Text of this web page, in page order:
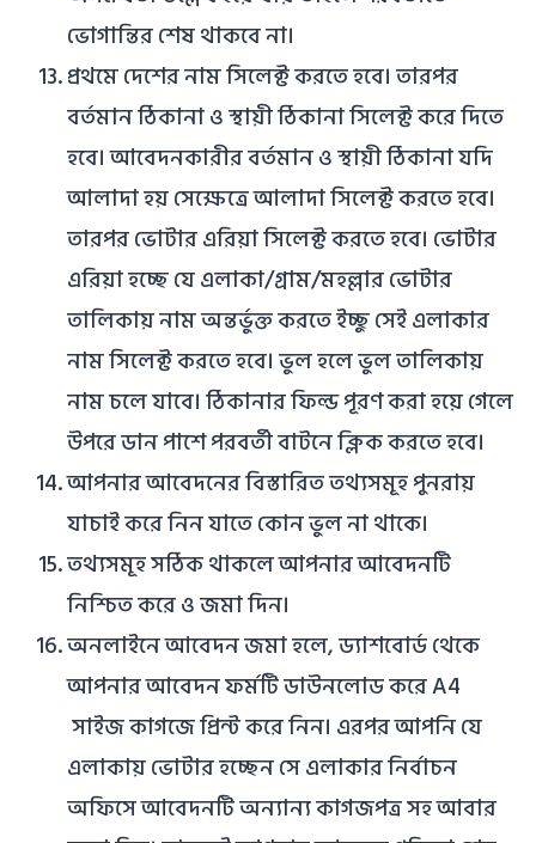
ভোগান্তির শেষ থাকবে না।
প্রথমে দেশের নাম সিলেক্ট করতে হবে। তারপর
বর্তমান ঠিকানা ও স্থায়ী ঠিকানা সিলেক্ট করে দিতে
হবে। আবেদনকারীর বর্তমান ও স্থায়ী ঠিকানা যদি
আলাদা হয় সেক্ষেত্রে আলাদা সিলেক্ট করতে হবে।
তারপর ভোটার এরিয়া সিলেক্ট করতে হবে। ভোটার
এরিয়া হচ্ছে যে এলাকা/গ্রাম/মহল্লার ভোটার
তালিকায় নাম অন্তর্ভুক্ত করতে ইচ্ছু সেই এলাকার
নাম সিলেক্ট করতে হবে। ভুল হলে ভুল তালিকায়
নাম চলে যাবে। ঠিকানার ফিল্ড পূরণ করা হয়ে গেলে
উপরে ডান পাশে পরবর্তী বাটনে ক্লিক করতে হবে।
আপনার আবেদনের বিস্তারিত তথ্যসমূহ পুনরায়
যাচাই করে নিন যাতে কোন ভুল না থাকে।
তথ্যসমূহ সঠিক থাকলে আপনার আবেদনটি
নিশ্চিত করে ও জমা দিন।
অনলাইনে আবেদন জমা হলে, ড্যাশবোর্ড থেকে
আপনার আবেদন ফর্মটি ডাউনলোড করে A4
সাইজ কাগজে প্রিন্ট করে নিন। এরপর আপনি যে
এলাকায় ভোটার হচ্ছেন সে এলাকার নির্বাচন
অফিসে আবেদনটি অন্যান্য কাগজপত্র সহ আবার